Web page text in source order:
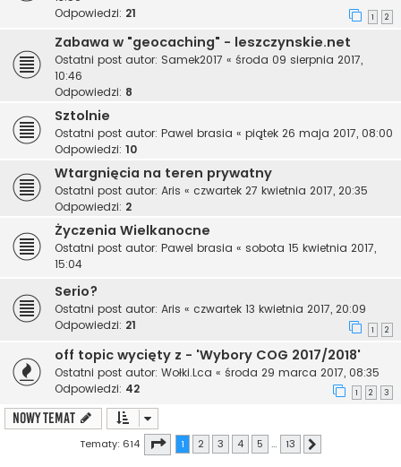
Odpowiedzi: 21 1 2
Zabawa w "geocaching" - leszczynskie.net
Ostatni post autor: Samek2017 « środa 09 sierpnia 2017,
10:46
Odpowiedzi: 8
Sztolnie
Ostatni post autor: Pawel brasia « piątek 26 maja 2017, 08:00
Odpowiedzi: 10
Wtargnięcia na teren prywatny
Ostatni post autor: Aris « czwartek 27 kwietnia 2017, 20:35
Odpowiedzi: 2
Życzenia Wielkanocne
Ostatni post autor: Pawel brasia « sobota 15 kwietnia 2017,
15:04
Serio?
Ostatni post autor: Aris « czwartek 13 kwietnia 2017, 20:09
Odpowiedzi: 21 1 2
off topic wycięty z - 'Wybory COG 2017/2018'
Ostatni post autor: Wołki.Lca « środa 29 marca 2017, 08:35
Odpowiedzi: 42 1 2 3
NOWY TEMAT
Tematy: 614 Strona1 13
1 2 3 4 5 … 13